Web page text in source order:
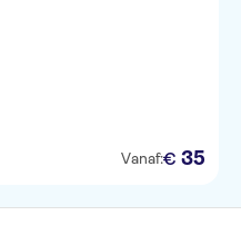
Vanaf:€ 35